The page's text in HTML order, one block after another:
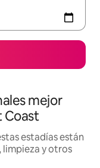
mejor
Coast
estadías están
limpieza y otros